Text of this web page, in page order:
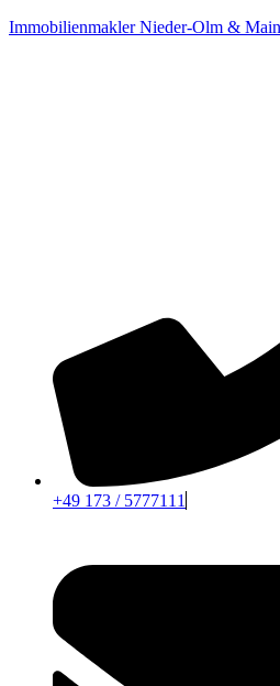
Immobilienmakler Nieder-Olm &
+49 173 / 5777111